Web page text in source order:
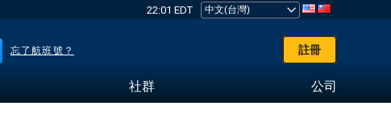
22:01 EDT
忘了航班號？ 註冊
社群 公司